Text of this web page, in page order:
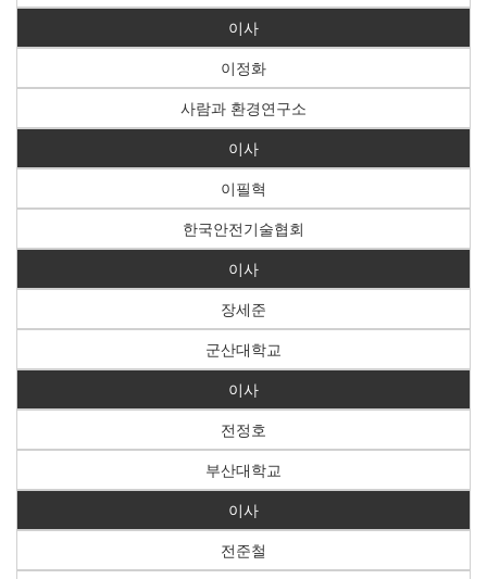
이사
이정화
사람과 환경연구소
이사
이필혁
한국안전기술협회
이사
장세준
군산대학교
이사
전정호
부산대학교
이사
전준철